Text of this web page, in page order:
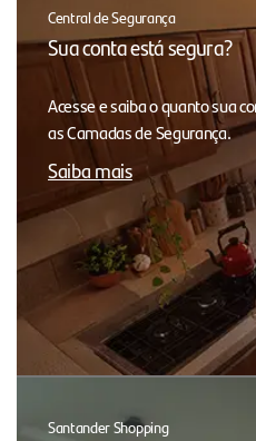
Central de Segurança
Sua conta está segura?
Acesse e saiba o quanto sua
as Camadas de Segurança.
Saiba mais
Santander Shopping